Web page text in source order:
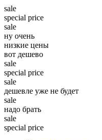
sale
special price
sale
ну очень
низкие цены
вот дешево
sale
special price
sale
дешевле уже не будет
sale
надо брать
sale
special price